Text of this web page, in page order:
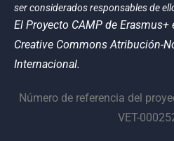
ser considerados responsables de
El Proyecto CAMP de
Creative Commons Atribución-
Internacional.
Número de referencia del
VET-